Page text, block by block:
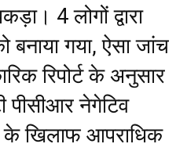
4 लोगों द्वारा
बनाया गया, ऐसा जांच
रिपोर्ट के अनुसार
पीसीआर नेगेटिव
के खिलाफ आपराधिक